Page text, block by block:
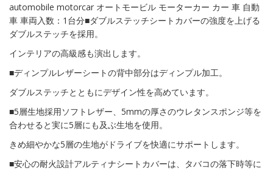
automobile motorcar オートモービル モーターカー カー 車 自動
車 車両入数：1台分■ダブルステッチシートカバーの強度を上げる
ダブルステッチを採用。
インテリアの高級感も演出します。
■ディンプルレザーシートの背中部分はディンプル加工。
ダブルステッチとともにデザイン性を高めています。
■5層生地採用ソフトレザー、5mmの厚さのウレタンスポンジ等を
合わせると実に5層にも及ぶ生地を使用。
きめ細やかな5層の生地がドライブを快適にサポートします。
■安心の耐火設計アルティナシートカバーは、タバコの落下時等に